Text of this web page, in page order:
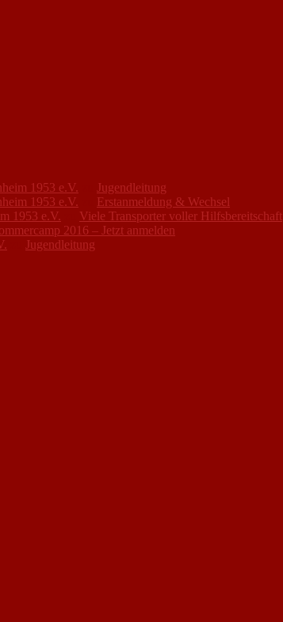
1953 e.V.
Jugendleitung
1953 e.V.
Erstanmeldung & Wechsel
1953 e.V.
Viele Transporter voller Hilfsbereitschaft
2016 – Jetzt anmelden
Jugendleitung